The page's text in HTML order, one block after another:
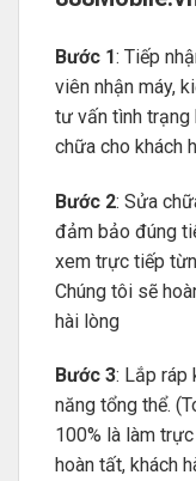
Bước 1: Tiếp
viên nhận máy,
tư vấn tình trạng
chữa cho khách
Bước 2: Sửa
đảm bảo đúng
xem trực tiếp
Chúng tôi sẽ
hài lòng
Bước 3: Lắp ráp
năng tổng thể.
100% là làm
hoàn tất, khách